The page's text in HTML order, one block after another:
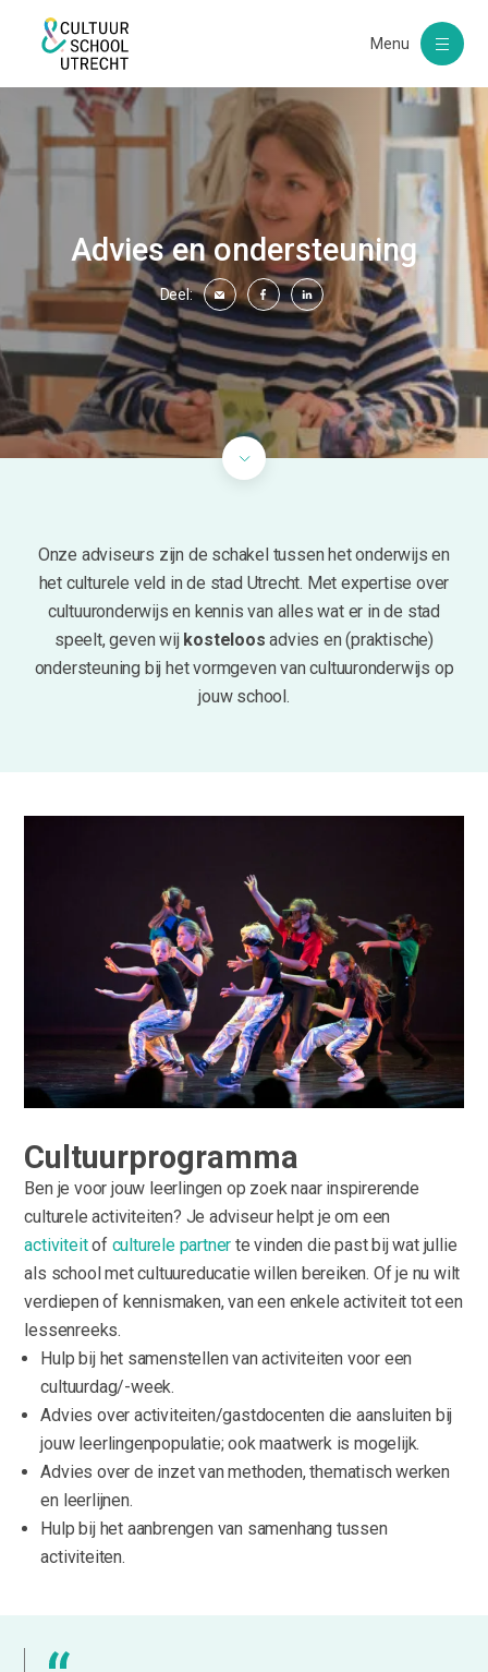
Menu
Advies en ondersteuning
Deel:
Onze adviseurs zijn de schakel tussen het onderwijs en
het culturele veld in de stad Utrecht. Met expertise over
cultuuronderwijs en kennis van alles wat er in de stad
speelt, geven wij kosteloos advies en (praktische)
ondersteuning bij het vormgeven van cultuuronderwijs op
jouw school.
Cultuurprogramma
Ben je voor jouw leerlingen op zoek naar inspirerende
culturele activiteiten? Je adviseur helpt je om een
activiteitof culturele partner te vinden die past bij wat jullie
als school met cultuureducatie willen bereiken. Of je nu wilt
verdiepen of kennismaken, van een enkele activiteit tot een
lessenreeks.
Hulp bij het samenstellen van activiteiten voor een
cultuurdag/-week.
Advies over activiteiten/gastdocenten die aansluiten bij
jouw leerlingenpopulatie; ook maatwerk is mogelijk.
Advies over de inzet van methoden, thematisch werken
en leerlijnen.
Hulp bij het aanbrengen van samenhang tussen
activiteiten.